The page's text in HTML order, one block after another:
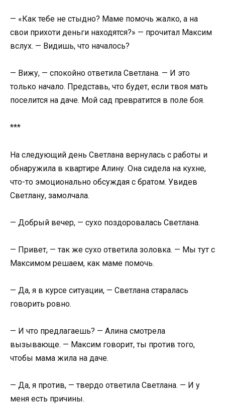
— «Как тебе не стыдно? Маме помочь жалко, а на
свои прихоти деньги находятся?» — прочитал Максим
вслух. — Видишь, что началось?
— Вижу, — спокойно ответила Светлана. — И это
только начало. Представь, что будет, если твоя мать
поселится на даче. Мой сад превратится в поле боя.
***
На следующий день Светлана вернулась с работы и
обнаружила в квартире Алину. Она сидела на кухне,
что-то эмоционально обсуждая с братом. Увидев
Светлану, замолчала.
— Добрый вечер, — сухо поздоровалась Светлана.
— Привет, — так же сухо ответила золовка. — Мы тут с
Максимом решаем, как маме помочь.
— Да, я в курсе ситуации, — Светлана старалась
говорить ровно.
— И что предлагаешь? — Алина смотрела
вызывающе. — Максим говорит, ты против того,
чтобы мама жила на даче.
— Да, я против, — твердо ответила Светлана. — И у
меня есть причины.